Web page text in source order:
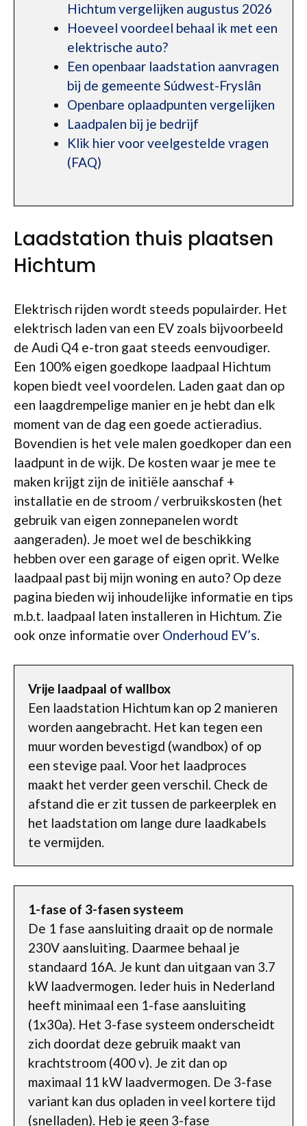
Hichtum vergelijken augustus 2026
Hoeveel voordeel behaal ik met een
elektrische auto?
Een openbaar laadstation aanvragen
bij de gemeente Súdwest-Fryslân
Openbare oplaadpunten vergelijken
Laadpalen bij je bedrijf
Klik hier voor veelgestelde vragen
(FAQ)
Laadstation thuis plaatsen
Hichtum
Elektrisch rijden wordt steeds populairder. Het
elektrisch laden van een EV zoals bijvoorbeeld
de Audi Q4 e-tron gaat steeds eenvoudiger.
Een 100% eigen goedkope laadpaal Hichtum
kopen biedt veel voordelen. Laden gaat dan op
een laagdrempelige manier en je hebt dan elk
moment van de dag een goede actieradius.
Bovendien is het vele malen goedkoper dan een
laadpunt in de wijk. De kosten waar je mee te
maken krijgt zijn de initiële aanschaf +
installatie en de stroom / verbruikskosten (het
gebruik van eigen zonnepanelen wordt
aangeraden). Je moet wel de beschikking
hebben over een garage of eigen oprit. Welke
laadpaal past bij mijn woning en auto? Op deze
pagina bieden wij inhoudelijke informatie en tips
m.b.t. laadpaal laten installeren in Hichtum. Zie
ook onze informatie over Onderhoud EV’s.
Vrije laadpaal of wallbox
Een laadstation Hichtum kan op 2 manieren
worden aangebracht. Het kan tegen een
muur worden bevestigd (wandbox) of op
een stevige paal. Voor het laadproces
maakt het verder geen verschil. Check de
afstand die er zit tussen de parkeerplek en
het laadstation om lange dure laadkabels
te vermijden.
1-fase of 3-fasen systeem
De 1 fase aansluiting draait op de normale
230V aansluiting. Daarmee behaal je
standaard 16A. Je kunt dan uitgaan van 3.7
kW laadvermogen. Ieder huis in Nederland
heeft minimaal een 1-fase aansluiting
(1x30a). Het 3-fase systeem onderscheidt
zich doordat deze gebruik maakt van
krachtstroom (400 v). Je zit dan op
maximaal 11 kW laadvermogen. De 3-fase
variant kan dus opladen in veel kortere tijd
(snelladen). Heb je geen 3-fase